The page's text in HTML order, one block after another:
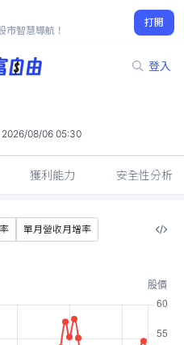
市智慧導航！
打開
登入
2026/08/06 05:30
獲利能力 安全性分析
單月營收月增率